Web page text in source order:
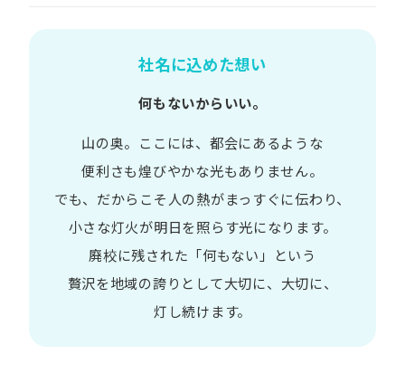
社名に込めた想い
何もないからいい。
山の​奥。​ここには、​都会に​あるような​
便利さも煌びやかな​光も​ありません。​
でも、​だから​こそ 人の​熱が​まっすぐに​伝わり、
小さな​灯火が​明日を​照らす光に​なります。
廃校に​残された​「何も​ない」と​いう​
贅沢を地域の​誇りと​して大切に、​大切に、​
灯し続けます。​